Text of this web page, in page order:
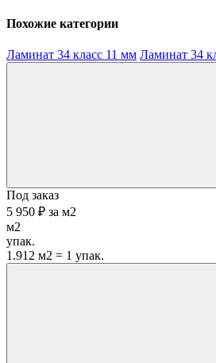
Похожие категории
Ламинат 34 класс 11 мм Ламинат 34
Под заказ
5 950 ₽ за м2
м2
упак.
1.912 м2 = 1 упак.